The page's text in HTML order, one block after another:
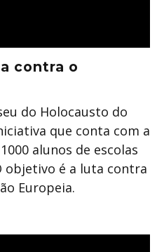
contra o
do Holocausto do
que conta com a
alunos de escolas
objetivo é a luta contra
Europeia.